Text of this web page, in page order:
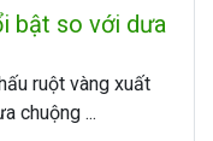
bật so với dưa
ruột vàng xuất
chuộng ...